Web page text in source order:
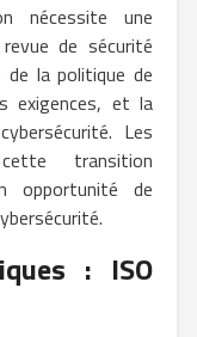
nécessite une
de sécurité
de la politique de
exigences, et la
Les
transition
opportunité de
: ISO